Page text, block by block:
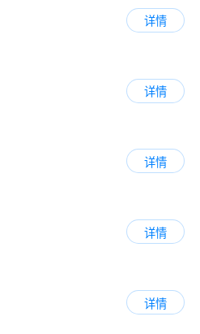
详情
详情
详情
详情
详情